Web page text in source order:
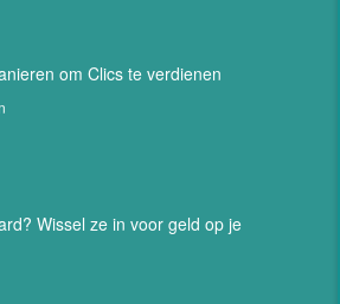
om Clics te verdienen
Wissel ze in voor geld op je